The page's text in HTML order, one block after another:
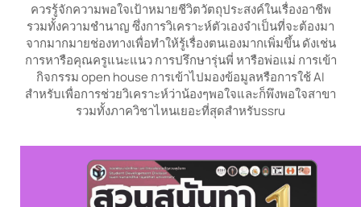
ควรรู้จักความพอใจเป้าหมายชีวิตวัตถุประสงค์ในเรื่องอาชีพ
รวมทั้งความชำนาญ ซึ่งการวิเคราะห์ตัวเองจำเป็นที่จะต้องมา
จากมากมายช่องทางเพื่อทำให้รู้เรื่องตนเองมากเพิ่มขึ้น ดังเช่น
การหารือคุณครูแนะแนว การปรึกษารุ่นพี่ หารือพ่อแม่ การเข้า
กิจกรรม open house การเข้าไปมองข้อมูลหรือการใช้ AI
สำหรับเพื่อการช่วยวิเคราะห์ว่าน้องๆพอใจและก็พึงพอใจสาขา
รวมทั้งภาควิชาไหนเยอะที่สุดสำหรับssru